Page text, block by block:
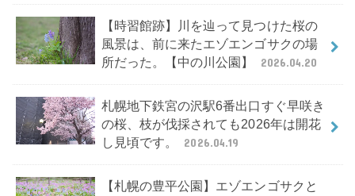
【時習館跡】川を辿って見つけた桜の
風景は、前に来たエゾエンゴサクの場
所だった。【中の川公園】
2026.04.20
札幌地下鉄宮の沢駅6番出口すぐ早咲き
の桜、枝が伐採されても2026年は開花
し見頃です。
2026.04.19
【札幌の豊平公園】エゾエンゴサクと